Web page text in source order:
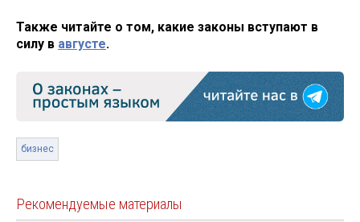
Также читайте о том, какие законы вступают в
силу в августе.
бизнес
Рекомендуемые материалы